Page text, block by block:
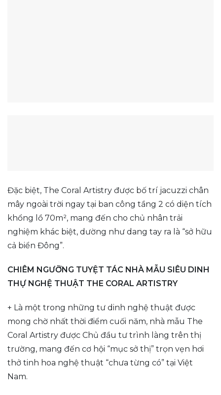
Đặc biệt, The Coral Artistry được bố trí jacuzzi chân
mây ngoài trời ngay tại ban công tầng 2 có diện tích
khổng lồ 70m², mang đến cho chủ nhân trải
nghiệm khác biệt, dường như dang tay ra là “sở hữu
cả biển Đông”.
CHIÊM NGƯỠNG TUYỆT TÁC NHÀ MẪU SIÊU DINH
THỰ NGHỆ THUẬT THE CORAL ARTISTRY
+ Là một trong những tư dinh nghệ thuật được
mong chờ nhất thời điểm cuối năm, nhà mẫu The
Coral Artistry được Chủ đầu tư trình làng trên thị
trường, mang đến cơ hội “mục sở thị” trọn vẹn hơi
thở tinh hoa nghệ thuật “chưa từng có” tại Việt
Nam.